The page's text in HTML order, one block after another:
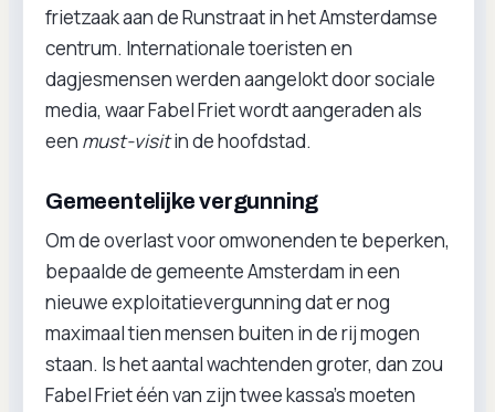
frietzaak aan de Runstraat in het Amsterdamse
centrum. Internationale toeristen en
dagjesmensen werden aangelokt door sociale
media, waar Fabel Friet wordt aangeraden als
een must-visitin de hoofdstad.
Gemeentelijke vergunning
Om de overlast voor omwonenden te beperken,
bepaalde de gemeente Amsterdam in een
nieuwe exploitatievergunning dat er nog
maximaal tien mensen buiten in de rij mogen
staan. Is het aantal wachtenden groter, dan zou
Fabel Friet één van zijn twee kassa’s moeten